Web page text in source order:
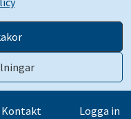
Kontakt Logga in